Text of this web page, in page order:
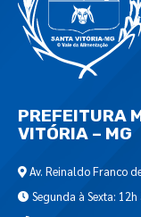
PREFEITURA
VITÓRIA – MG
Av. Reinaldo Franco
Segunda à Sexta: 12h